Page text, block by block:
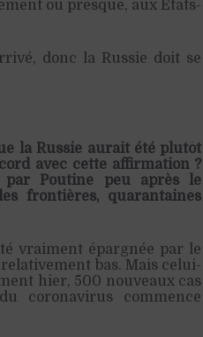
ou presque, aux États-
donc la Russie doit se
la Russie aurait été plutôt
avec cette affirmation ?
Poutine peu après le
frontières, quarantaines
vraiment épargnée par le
bas. Mais celui-
hier, 500 nouveaux cas
coronavirus commence